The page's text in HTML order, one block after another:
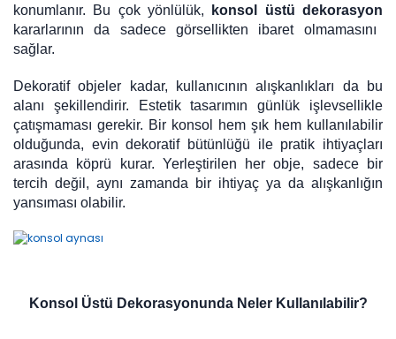
konumlanır. Bu çok yönlülük,
konsol üstü dekorasyon
kararlarının da sadece görsellikten ibaret olmamasını
sağlar.
Dekoratif objeler kadar, kullanıcının alışkanlıkları da bu
alanı şekillendirir. Estetik tasarımın günlük işlevsellikle
çatışmaması gerekir. Bir konsol hem şık hem kullanılabilir
olduğunda, evin dekoratif bütünlüğü ile pratik ihtiyaçları
arasında köprü kurar. Yerleştirilen her obje, sadece bir
tercih değil, aynı zamanda bir ihtiyaç ya da alışkanlığın
yansıması olabilir.
Konsol Üstü Dekorasyonunda Neler Kullanılabilir?